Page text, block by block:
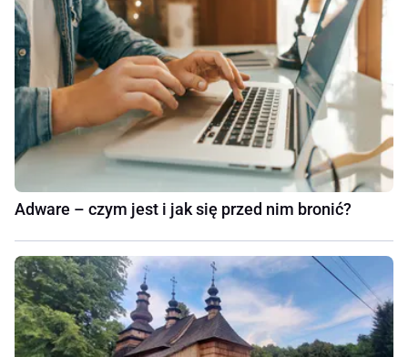
Adware – czym jest i jak się przed nim bronić?